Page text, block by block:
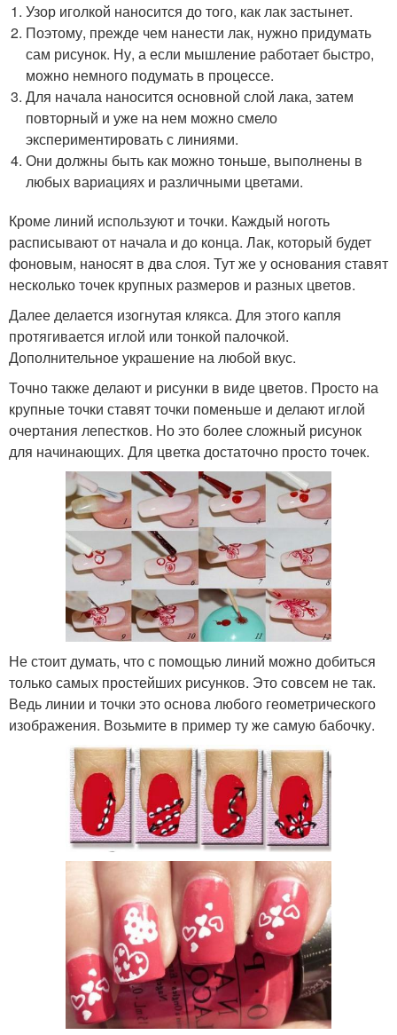
Узор иголкой наносится до того, как лак застынет.
Поэтому, прежде чем нанести лак, нужно придумать
сам рисунок. Ну, а если мышление работает быстро,
можно немного подумать в процессе.
Для начала наносится основной слой лака, затем
повторный и уже на нем можно смело
экспериментировать с линиями.
Они должны быть как можно тоньше, выполнены в
любых вариациях и различными цветами.
Кроме линий используют и точки. Каждый ноготь
расписывают от начала и до конца. Лак, который будет
фоновым, наносят в два слоя. Тут же у основания ставят
несколько точек крупных размеров и разных цветов.
Далее делается изогнутая клякса. Для этого капля
протягивается иглой или тонкой палочкой.
Дополнительное украшение на любой вкус.
Точно также делают и рисунки в виде цветов. Просто на
крупные точки ставят точки поменьше и делают иглой
очертания лепестков. Но это более сложный рисунок
для начинающих. Для цветка достаточно просто точек.
Не стоит думать, что с помощью линий можно добиться
только самых простейших рисунков. Это совсем не так.
Ведь линии и точки это основа любого геометрического
изображения. Возьмите в пример ту же самую бабочку.